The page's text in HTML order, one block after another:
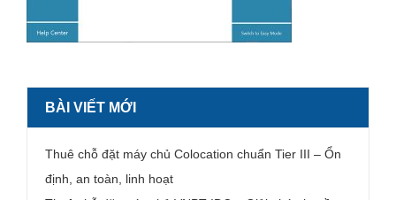
BÀI VIẾT MỚI
Thuê chỗ đặt máy chủ Colocation chuẩn Tier III – Ổn
định, an toàn, linh hoạt